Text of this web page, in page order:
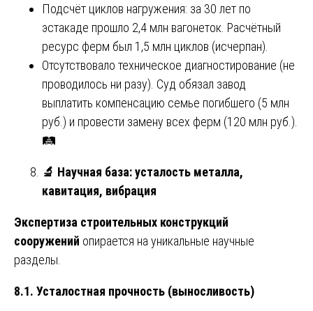
Подсчёт циклов нагружения: за 30 лет по
эстакаде прошло 2,4 млн вагонеток. Расчётный
ресурс ферм был 1,5 млн циклов (исчерпан).
Отсутствовало техническое диагностирование (не
проводилось ни разу). Суд обязал завод
выплатить компенсацию семье погибшего (5 млн
руб.) и провести замену всех ферм (120 млн руб.).
🛤️
🔬 Научная база: усталость металла,
кавитация, вибрация
Экспертиза строительных конструкций
сооружений опирается на уникальные научные
разделы.
8.1. Усталостная прочность (выносливость)